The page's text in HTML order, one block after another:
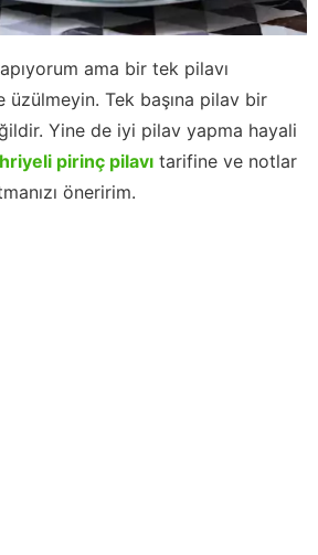
ama bir tek pilavı
Tek başına pilav bir
Yine de iyi pilav yapma hayali
pirinç pilavı tarifine ve notlar
öneririm.